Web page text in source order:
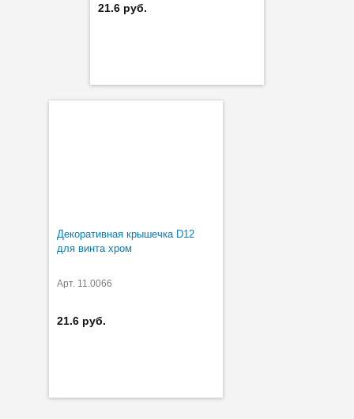
21.6 руб.
Декоративная крышечка D12
для винта хром
Арт. 11.0066
21.6 руб.